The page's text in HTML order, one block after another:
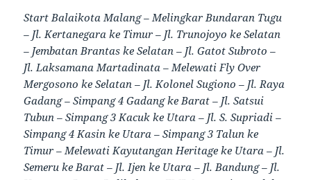
Start Balaikota Malang – Melingkar Bundaran Tugu
– Jl. Kertanegara ke Timur – Jl. Trunojoyo ke Selatan
– Jembatan Brantas ke Selatan – Jl. Gatot Subroto –
Jl. Laksamana Martadinata – Melewati Fly Over
Mergosono ke Selatan – Jl. Kolonel Sugiono – Jl. Raya
Gadang – Simpang 4 Gadang ke Barat – Jl. Satsui
Tubun – Simpang 3 Kacuk ke Utara – Jl. S. Supriadi –
Simpang 4 Kasin ke Utara – Simpang 3 Talun ke
Timur – Melewati Kayutangan Heritage ke Utara – Jl.
Semeru ke Barat – Jl. Ijen ke Utara – Jl. Bandung – Jl.